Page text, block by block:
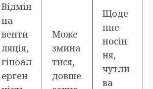
Відмін
на
венти
ляція,
гіпоал
ерген
Може
змина
тися,
довше
Щоде
нне
носін
ня,
чутли
ва